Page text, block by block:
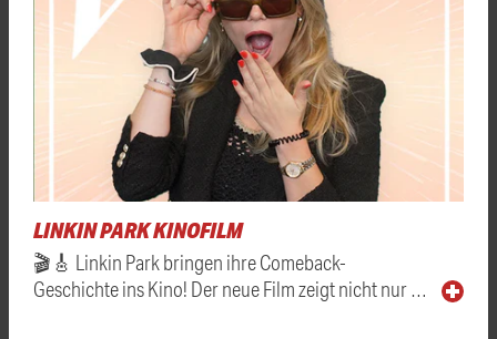
LINKIN PARK KINOFILM
🎬🎸 Linkin Park bringen ihre Comeback-
Geschichte ins Kino! Der neue Film zeigt nicht nur …